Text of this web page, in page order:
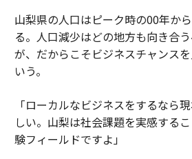
山梨県の人口はピーク時の00年か
る。人口減少はどの地方も向き合
が、だからこそビジネスチャンス
いう。
「ローカルなビジネスをするなら
しい。山梨は社会課題を実感する
験フィールドですよ」